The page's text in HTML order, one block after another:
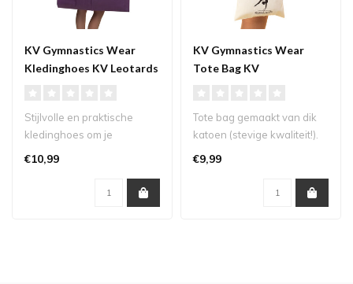
KV Gymnastics Wear
Kledinghoes KV Leotards
Stijlvolle en praktische
kledinghoes om je
turnpakje in op te bergen
€10,99
KV Gymnastics Wear
Tote Bag KV
Tote bag gemaakt van dik
katoen (stevige kwaliteit!).
Nu te bestellen met naam i..
€9,99